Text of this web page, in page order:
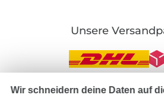
Unsere
Wir schneidern deine Daten auf